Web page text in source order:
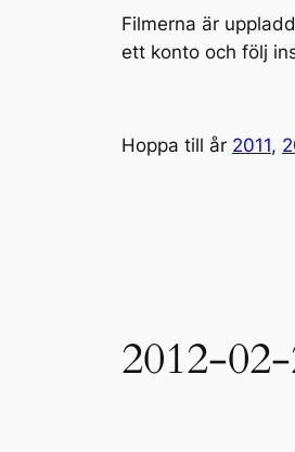
Filmerna är
ett konto och följ
Hoppa till år 2011,
2012-